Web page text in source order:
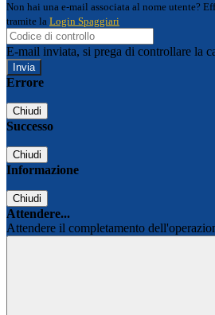
Non hai una e-mail associata al nome utente?
tramite la Login Spaggiari
E-mail inviata, si prega di controllare la
Errore
Chiudi
Successo
Chiudi
Informazione
Chiudi
Attendere...
Attendere il completamento